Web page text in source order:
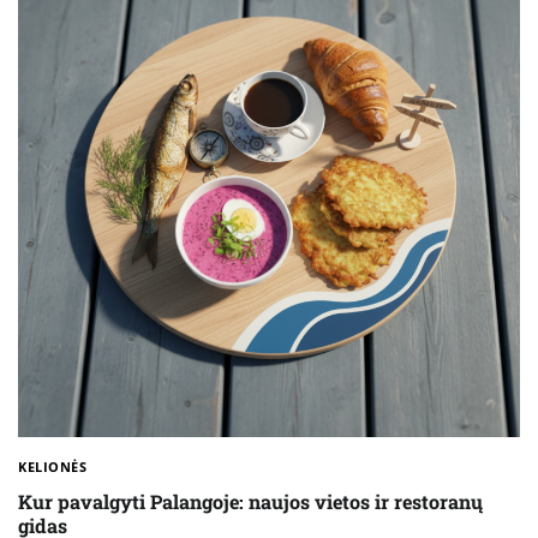
KELIONĖS
Kur pavalgyti Palangoje: naujos vietos ir restoranų
gidas